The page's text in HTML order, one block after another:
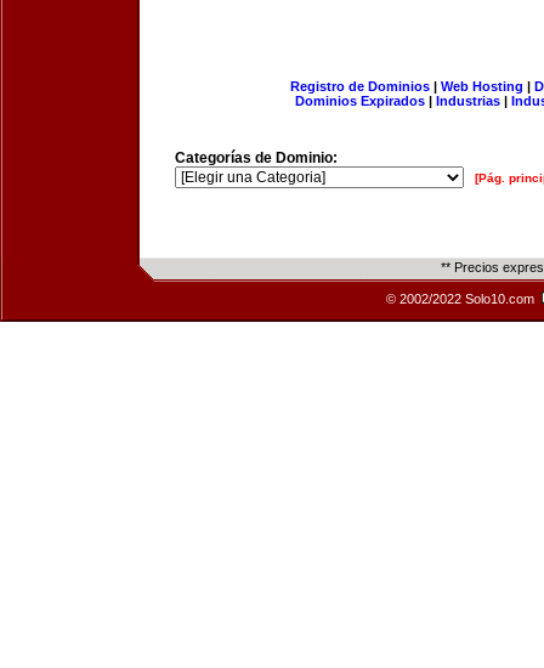
Registro de Dominios| Web Hosting |
Dominios Expirados | Industrias |
Categorías de Dominio:
[Pág.
** Precios
© 2002/2022 Solo10.com